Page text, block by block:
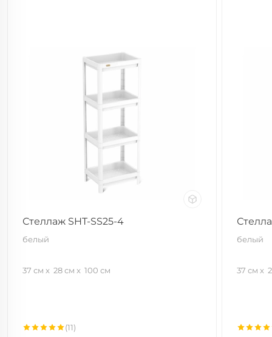
Стеллаж SHT-SS25-4
белый
37 см 28 см 100 см
(11)
белый
37 см